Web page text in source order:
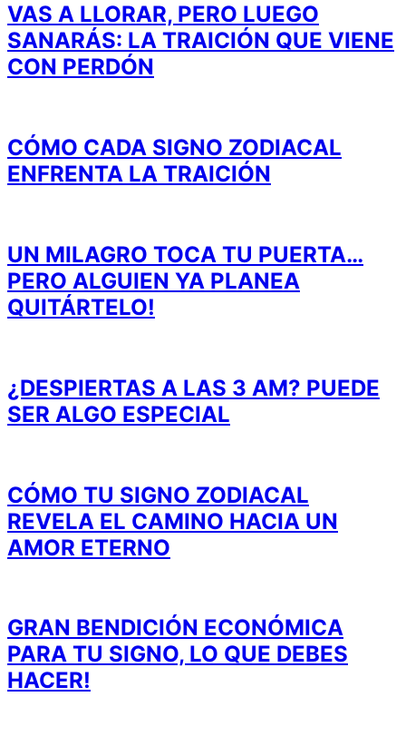
VAS A LLORAR, PERO LUEGO
SANARÁS: LA TRAICIÓN QUE VIENE
CON PERDÓN
CÓMO CADA SIGNO ZODIACAL
ENFRENTA LA TRAICIÓN
UN MILAGRO TOCA TU PUERTA…
PERO ALGUIEN YA PLANEA
QUITÁRTELO!
¿DESPIERTAS A LAS 3 AM? PUEDE
SER ALGO ESPECIAL
CÓMO TU SIGNO ZODIACAL
REVELA EL CAMINO HACIA UN
AMOR ETERNO
GRAN BENDICIÓN ECONÓMICA
PARA TU SIGNO, LO QUE DEBES
HACER!